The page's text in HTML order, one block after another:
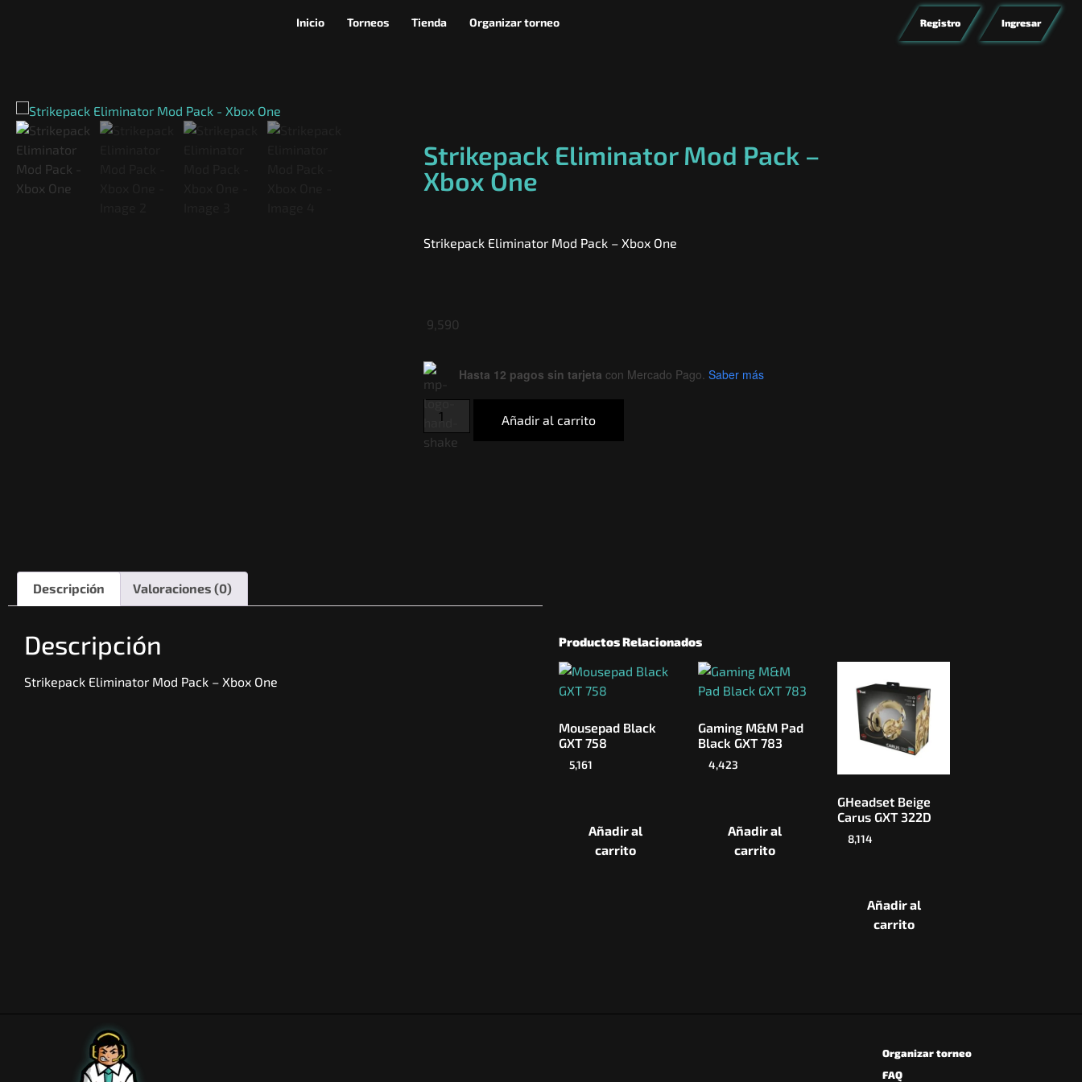
Inicio Torneos Tienda Organizar torneo Registro Ingresar
Strikepack Eliminator Mod Pack –
Xbox One
Strikepack Eliminator Mod Pack – Xbox One
9,590
Hasta 12 pagos sin tarjeta con Mercado Pago. Saber más
Añadir al carrito
Descripción Valoraciones (0)
Descripción
Strikepack Eliminator Mod Pack – Xbox One
Productos Relacionados
Mousepad Black
GXT 758
5,161
Añadir al
carrito
Gaming M&M Pad
Black GXT 783
4,423
Añadir al
carrito
GHeadset Beige
Carus GXT 322D
8,114
Añadir al
carrito
Organizar torneo
FAQ